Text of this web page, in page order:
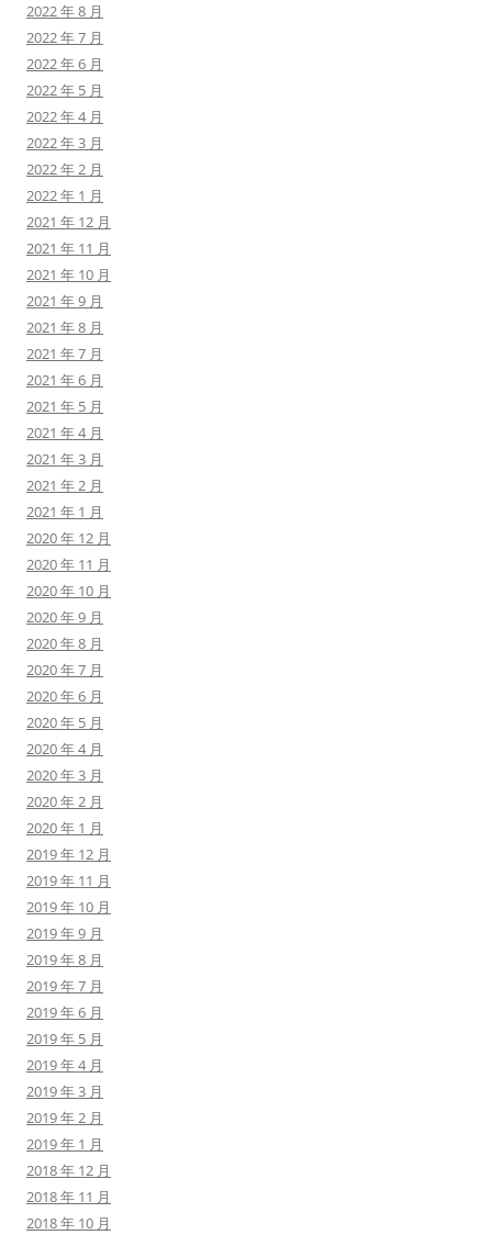
2022 年 8 月
2022 年 7 月
2022 年 6 月
2022 年 5 月
2022 年 4 月
2022 年 3 月
2022 年 2 月
2022 年 1 月
2021 年 12 月
2021 年 11 月
2021 年 10 月
2021 年 9 月
2021 年 8 月
2021 年 7 月
2021 年 6 月
2021 年 5 月
2021 年 4 月
2021 年 3 月
2021 年 2 月
2021 年 1 月
2020 年 12 月
2020 年 11 月
2020 年 10 月
2020 年 9 月
2020 年 8 月
2020 年 7 月
2020 年 6 月
2020 年 5 月
2020 年 4 月
2020 年 3 月
2020 年 2 月
2020 年 1 月
2019 年 12 月
2019 年 11 月
2019 年 10 月
2019 年 9 月
2019 年 8 月
2019 年 7 月
2019 年 6 月
2019 年 5 月
2019 年 4 月
2019 年 3 月
2019 年 2 月
2019 年 1 月
2018 年 12 月
2018 年 11 月
2018 年 10 月